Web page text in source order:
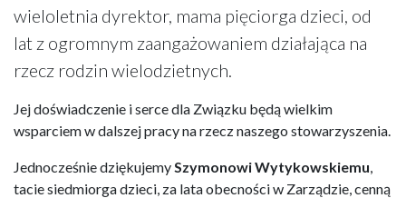
wieloletnia dyrektor, mama pięciorga dzieci, od
lat z ogromnym zaangażowaniem działająca na
rzecz rodzin wielodzietnych.
Jej doświadczenie i serce dla Związku będą wielkim
wsparciem w dalszej pracy na rzecz naszego stowarzyszenia.
Jednocześnie dziękujemySzymonowi Wytykowskiemu,
tacie siedmiorga dzieci, za lata obecności w Zarządzie, cenną